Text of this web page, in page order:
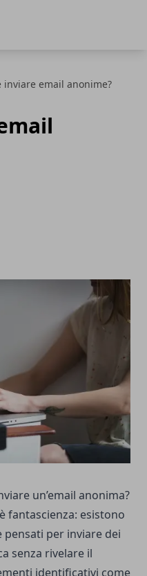
inviare email anonime?
un’email anonima?
fantascienza: esistono
per inviare dei
senza rivelare il
identificativi come